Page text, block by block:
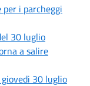
i parcheggi
30 luglio
a salire
30 luglio